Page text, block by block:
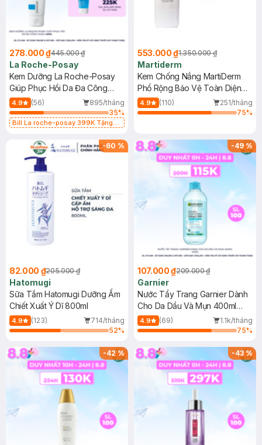
278.000 ₫445.000 ₫
La Roche-Posay
Kem Dưỡng La Roche-Posay
Giúp Phục Hồi Da Đa Công
Dụng 40ml
4.9 (56)
895/tháng
35%
Bill La roche-posay 399K Tặng
(SL có hạn)
553.000 ₫1.350.000 ₫
Martiderm
Kem Chống Nắng MartiDerm
Phổ Rộng Bảo Vệ Toàn Diện
40ml
4.9 (110)
251/tháng
75%
-60 %
82.000 ₫205.000 ₫
Hatomugi
Sữa Tắm Hatomugi Dưỡng Ẩm
Chiết Xuất Ý Dĩ 800ml
4.9 (123)
714/tháng
52%
-49%
107.000 ₫209.000 ₫
Garnier
Nước Tẩy Trang Garnier Dành
Cho Da Dầu Và Mụn 400ml
(Mới)
4.9 (69)
1.1k/tháng
75%
-42% -43%